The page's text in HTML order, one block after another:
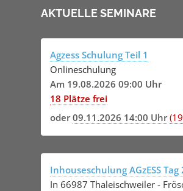
AKTUELLE SEMINARE
Agzess Schulung Teil 1
Onlineschulung
Am 19.08.2026 09:00 Uhr
18 Plätze frei
oder09.11.2026 14:00 Uhr
Inhouseschulung AGzESS Tag
In 66987 Thaleischweiler -